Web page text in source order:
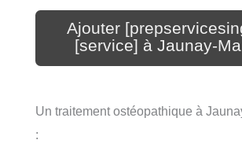
Ajouter
[service] à Jaunay-
Un traitement ostéopathique à
: